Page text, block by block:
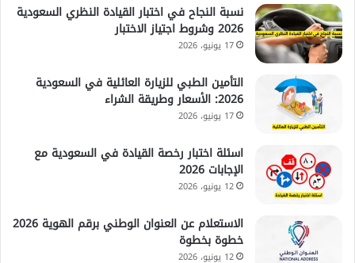
نسبة النجاح في اختبار القيادة النظري السعودية
2026 وشروط اجتياز الاختبار
17 يونيو، 2026
التأمين الطبي للزيارة العائلية في السعودية
2026: الأسعار وطريقة الشراء
17 يونيو، 2026
اسئلة اختبار رخصة القيادة في السعودية مع
الإجابات 2026
12 يونيو، 2026
الاستعلام عن العنوان الوطني برقم الهوية 2026
خطوة بخطوة
12 يونيو، 2026